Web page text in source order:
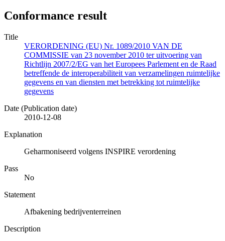
Conformance result
Title
VERORDENING (EU) Nr. 1089/2010 VAN DE
COMMISSIE van 23 november 2010 ter uitvoering van
Richtlijn 2007/2/EG van het Europees Parlement en de Raad
betreffende de interoperabiliteit van verzamelingen ruimtelijke
gegevens en van diensten met betrekking tot ruimtelijke
gegevens
Date (Publication date)
2010-12-08
Explanation
Geharmoniseerd volgens INSPIRE verordening
Pass
No
Statement
Afbakening bedrijventerreinen
Description